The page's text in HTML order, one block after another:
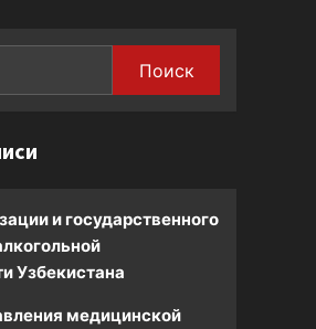
Поиск
и государственного
Узбекистана
медицинской